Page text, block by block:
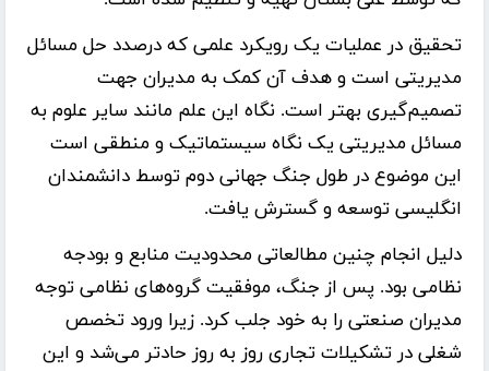
تحقیق در عملیات یک رویکرد علمی که درصدد حل مسائل
مدیریتی است و هدف آن کمک به مدیران جهت
تصمیم‌گیری بهتر است. نگاه این علم مانند سایر علوم به
مسائل مدیریتی یک نگاه سیستماتیک و منطقی است
این موضوع در طول جنگ جهانی دوم توسط دانشمندان
انگلیسی توسعه و گسترش یافت.
دلیل انجام چنین مطالعاتی محدودیت منابع و بودجه
نظامی بود. پس از جنگ، موفقیت گروه‌های نظامی توجه
مدیران صنعتی را به خود جلب کرد. زیرا ورود تخصص
شغلی در تشکیلات تجاری روز به روز حادتر می‌شد و این